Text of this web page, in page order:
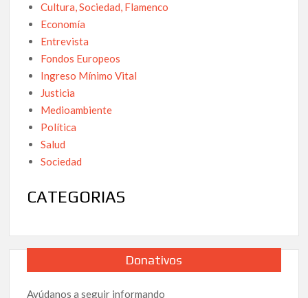
Cultura, Sociedad, Flamenco
Economía
Entrevista
Fondos Europeos
Ingreso Mínimo Vital
Justicia
Medioambiente
Política
Salud
Sociedad
CATEGORIAS
Donativos
Ayúdanos a seguir informando